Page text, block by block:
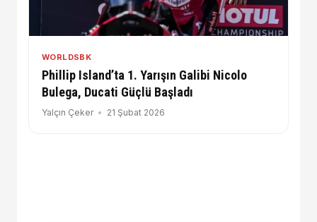
WORLDSBK
Phillip Island’ta 1. Yarışın Galibi Nicolo
Bulega, Ducati Güçlü Başladı
Yalçın Çeker 21 Şubat 2026